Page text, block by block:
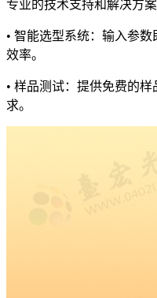
专业的技术支持和解决方案
• 智能选型系统：输入参
效率。
• 样品测试：提供免费的
求。